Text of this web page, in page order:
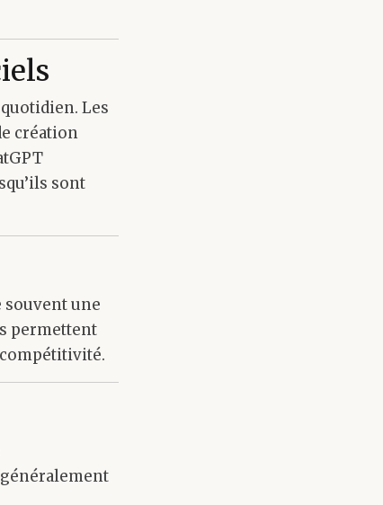
Les
création
sont
souvent une
permettent